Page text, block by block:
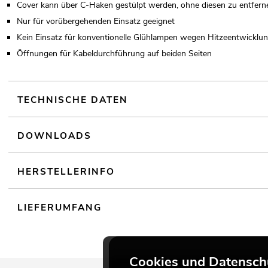
Cover kann über C-Haken gestülpt werden, ohne diesen zu
Nur für vorübergehenden Einsatz geeignet
Kein Einsatz für konventionelle Glühlampen wegen
Öffnungen für Kabeldurchführung auf beiden Seiten
TECHNISCHE DATEN
DOWNLOADS
HERSTELLERINFO
LIEFERUMFANG
Cookies und